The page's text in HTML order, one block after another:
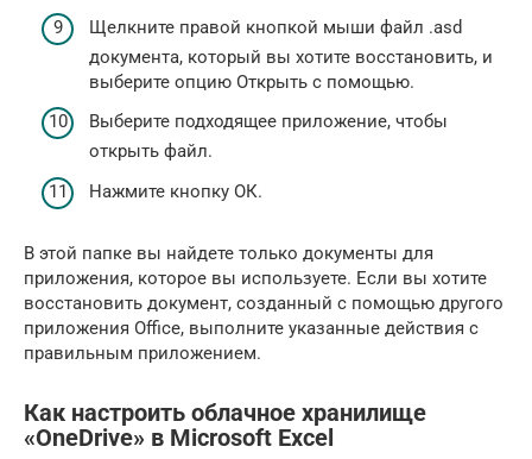
Щелкните правой кнопкой мыши файл .asd
документа, который вы хотите восстановить, и
выберите опцию Открыть с помощью.
Выберите подходящее приложение, чтобы
открыть файл.
Нажмите кнопку ОК.
В этой папке вы найдете только документы для
приложения, которое вы используете. Если вы хотите
восстановить документ, созданный с помощью другого
приложения Office, выполните указанные действия с
правильным приложением.
Как настроить облачное хранилище
«OneDrive» в Microsoft Excel